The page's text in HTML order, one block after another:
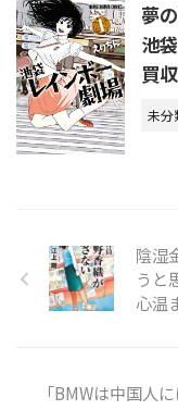
夢
池
買
未分
陰湿
うと
心温
「BMWは中国人